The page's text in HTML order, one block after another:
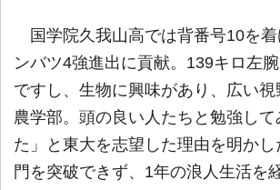
国学院久我山高では背番号10を着
ンバツ4強進出に貢献。139キロ左
ですし、生物に興味があり、広い
農学部。頭の良い人たちと勉強し
た」と東大を志望した理由を明か
門を突破できず、1年の浪人生活を